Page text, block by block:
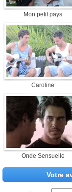
Mon petit pays
Caroline
Onde Sensuelle
Votre